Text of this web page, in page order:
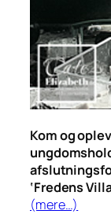
Kom og
‘Fredens
(mere…)